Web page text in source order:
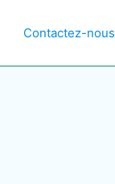
Contactez-nous